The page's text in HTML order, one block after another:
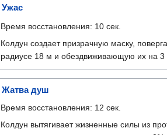
Ужас
Время восстановления: 10 сек.
Колдун создает призрачную маску,
радиусе 18 м и обездвиживающую их на 3
Жатва душ
Время восстановления: 12 сек.
Колдун вытягивает жизненные силы из